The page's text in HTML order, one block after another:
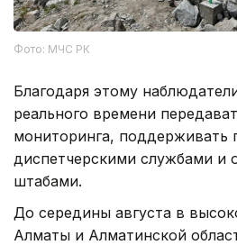
Фото: МЧС РК
Благодаря этому
реального времени
мониторинга, поддерживать
диспетчерскими службами и
штабами.
До середины августа в
Алматы и Алматинской